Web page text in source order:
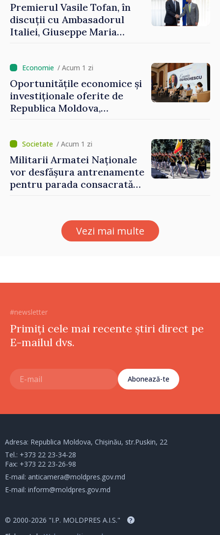
Premierul Vasile Tofan, în
discuții cu Ambasadorul
Italiei, Giuseppe Maria
/ Acum 1 zi
Oportunitățile economice și
investiționale oferite de
Republica Moldova,
Forumul Diasporei
/ Acum 1 zi
Militarii Armatei Naționale
vor desfășura antrenamente
pentru parada consacrată
Vezi mai multe
#newsletter
Primiți cele mai recente știri direct pe
E-mailul dvs.
Abonează-te
Adresa: Republica Moldova, Chișinău, str.Puskin, 22
Tel.: +373 22 23-34-28
Fax: +373 22 23-26-98
E-mail: anticamera@moldpres.gov.md
E-mail: inform@moldpres.gov.md
© 2000-2026 "I.P. MOLDPRES A.I.S." ?